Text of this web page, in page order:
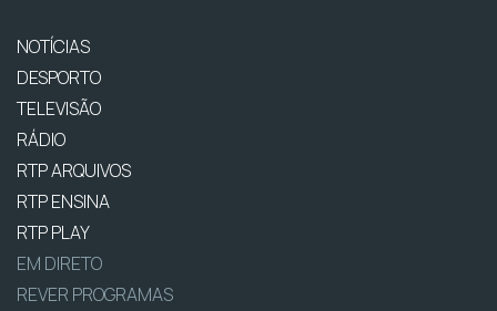
NOTÍCIAS
DESPORTO
TELEVISÃO
RÁDIO
RTP ARQUIVOS
RTP ENSINA
RTP PLAY
EM DIRETO
REVER PROGRAMAS